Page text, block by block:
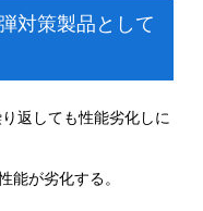
対策製品として
返しても性能劣化しに
能が劣化する。